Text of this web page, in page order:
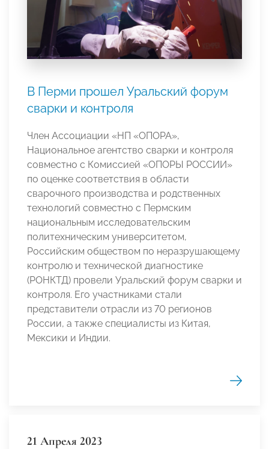
В Перми прошел Уральский форум
сварки и контроля
Член Ассоциации «НП «ОПОРА»,
Национальное агентство сварки и контроля
совместно с Комиссией «ОПОРЫ РОССИИ»
по оценке соответствия в области
сварочного производства и родственных
технологий совместно с Пермским
национальным исследовательским
политехническим университетом,
Российским обществом по неразрушающему
контролю и технической диагностике
(РОНКТД) провели Уральский форум сварки и
контроля. Его участниками стали
представители отрасли из 70 регионов
России, а также специалисты из Китая,
Мексики и Индии.
21 Апреля 2023